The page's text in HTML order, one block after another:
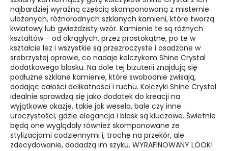
najbardziej wyraźną częścią skomponowaną z misternie
ułożonych, różnorodnych szklanych kamieni, które tworzą
kwiatowy lub gwieździsty wzór. Kamienie te są różnych
kształtów – od okrągłych, przez prostokątne, po te w
kształcie łez i wszystkie są przezroczyste i osadzone w
srebrzystej oprawie, co nadaje kolczykom Shine Crystal
dodatkowego blasku. Na dole tej biżuterii znajdują się
podłużne szklane kamienie, które swobodnie zwisają,
dodając całości delikatności i ruchu. Kolczyki Shine Crystal
idealnie sprawdzą się jako dodatek do kreacji na
wyjątkowe okazje, takie jak wesela, bale czy inne
uroczystości, gdzie elegancja i blask są kluczowe. Świetnie
będą one wyglądały również skomponowane ze
stylizacjami codziennymi i, trochę na przekór, ale
zdecydowanie, dodadzą im szyku. WYRAFINOWANY LOOK!